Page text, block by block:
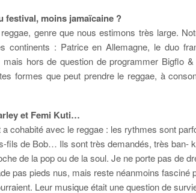
festival, moins jamaïcaine ?
genre que nous estimons très large.
continents : Patrice en Allemagne, le duo
hors de question de programmer Bigflo
formes que peut prendre le reggae, à
et Femi Kuti…
a cohabité avec le reggae : les rythmes sont
fils de Bob… Ils sont très demandés, très ban-
de la pop ou de la soul. Je ne porte pas de
pas pieds nus, mais reste néanmoins fasciné
Leur musique était une question de